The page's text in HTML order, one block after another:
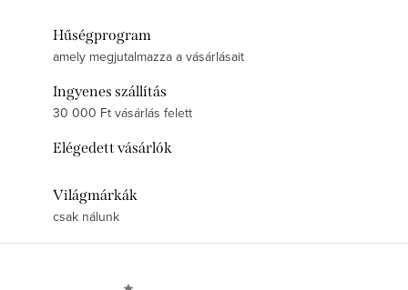
Hűségprogram
amely megjutalmazza a vásárlásait
Ingyenes szállítás
30 000 Ft vásárlás felett
Elégedett vásárlók
Világmárkák
csak nálunk